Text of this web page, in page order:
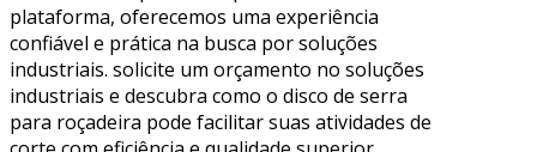
plataforma, oferecemos uma experiência
confiável e prática na busca por soluções
industriais. solicite um orçamento no soluções
industriais e descubra como o disco de serra
para roçadeira pode facilitar suas atividades de